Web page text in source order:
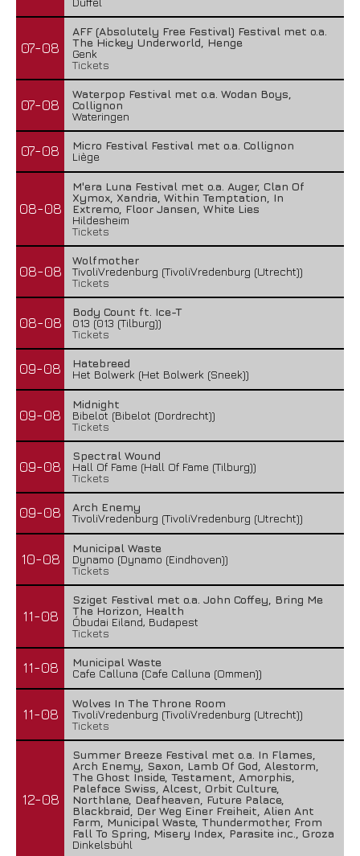
07-08
AFF (Absolutely Free Festival) Festival met o.a.
The Hickey Underworld, Henge
Genk
Tickets
07-08
Waterpop Festival met o.a. Wodan Boys,
Collignon
Wateringen
07-08
Micro Festival Festival met o.a. Collignon
Liège
08-08
M'era Luna Festival met o.a. Auger, Clan Of
Xymox, Xandria, Within Temptation, In
Extremo, Floor Jansen, White Lies
Hildesheim
Tickets
08-08
Wolfmother
TivoliVredenburg (TivoliVredenburg (Utrecht))
Tickets
08-08
Body Count ft. Ice-T
013 (013 (Tilburg))
Tickets
09-08
Hatebreed
Het Bolwerk (Het Bolwerk (Sneek))
09-08
Midnight
Bibelot (Bibelot (Dordrecht))
Tickets
09-08
Spectral Wound
Hall Of Fame (Hall Of Fame (Tilburg))
Tickets
09-08
Arch Enemy
TivoliVredenburg (TivoliVredenburg (Utrecht))
10-08
Municipal Waste
Dynamo (Dynamo (Eindhoven))
Tickets
11-08
Sziget Festival met o.a. John Coffey, Bring Me
The Horizon, Health
Óbudai Eiland, Budapest
Tickets
11-08
Municipal Waste
Cafe Calluna (Cafe Calluna (Ommen))
11-08
Wolves In The Throne Room
TivoliVredenburg (TivoliVredenburg (Utrecht))
Tickets
12-08
Summer Breeze Festival met o.a. In Flames,
Arch Enemy, Saxon, Lamb Of God, Alestorm,
The Ghost Inside, Testament, Amorphis,
Paleface Swiss, Alcest, Orbit Culture,
Northlane, Deafheaven, Future Palace,
Blackbraid, Der Weg Einer Freiheit, Alien Ant
Farm, Municipal Waste, Thundermother, From
Fall To Spring, Misery Index, Parasite inc., Groza
Dinkelsbühl